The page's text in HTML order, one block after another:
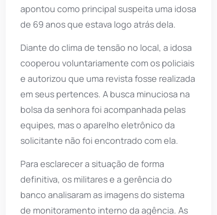
apontou como principal suspeita uma idosa
de 69 anos que estava logo atrás dela.
Diante do clima de tensão no local, a idosa
cooperou voluntariamente com os policiais
e autorizou que uma revista fosse realizada
em seus pertences. A busca minuciosa na
bolsa da senhora foi acompanhada pelas
equipes, mas o aparelho eletrônico da
solicitante não foi encontrado com ela.
Para esclarecer a situação de forma
definitiva, os militares e a gerência do
banco analisaram as imagens do sistema
de monitoramento interno da agência. As